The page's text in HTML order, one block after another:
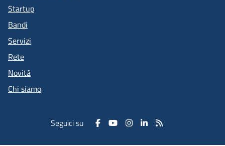
Startup
Bandi
Servizi
Rete
Novità
Chi siamo
Seguici su